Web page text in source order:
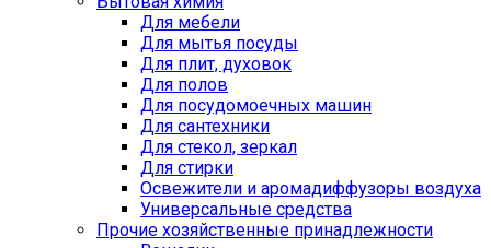
Для мебели
Для мытья посуды
Для плит, духовок
Для полов
Для посудомоечных машин
Для сантехники
Для стекол, зеркал
Для стирки
Освежители и аромадиффузоры воздуха
Универсальные средства
Прочие хозяйственные принадлежности